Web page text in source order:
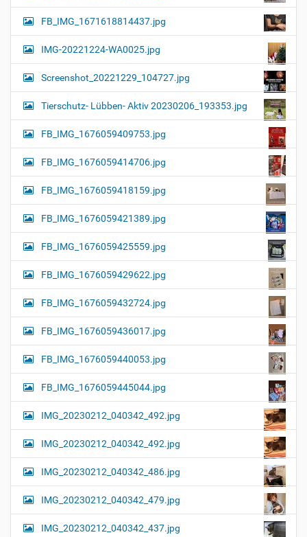
FB_IMG_1671618814437.jpg
IMG-20221224-WA0025.jpg
Screenshot_20221229_104727.jpg
Tierschutz- Lübben- Aktiv 20230206_193353.jpg
FB_IMG_1676059409753.jpg
FB_IMG_1676059414706.jpg
FB_IMG_1676059418159.jpg
FB_IMG_1676059421389.jpg
FB_IMG_1676059425559.jpg
FB_IMG_1676059429622.jpg
FB_IMG_1676059432724.jpg
FB_IMG_1676059436017.jpg
FB_IMG_1676059440053.jpg
FB_IMG_1676059445044.jpg
IMG_20230212_040342_492.jpg
IMG_20230212_040342_492.jpg
IMG_20230212_040342_486.jpg
IMG_20230212_040342_479.jpg
IMG_20230212_040342_437.jpg